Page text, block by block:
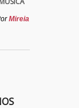
Mireia